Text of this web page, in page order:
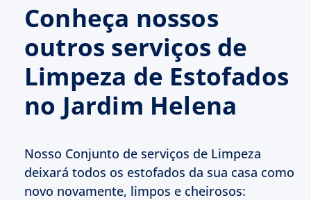
Conheça nossos
outros serviços de
Limpeza de Estofados
no Jardim Helena
Nosso Conjunto de serviços de Limpeza
deixará todos os estofados da sua casa como
novo novamente, limpos e cheirosos: